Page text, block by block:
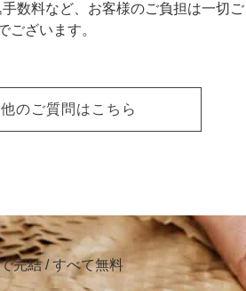
数料など、お客様のご負担は一切
ございます。
のご質問はこちら
完結 / すべて無料